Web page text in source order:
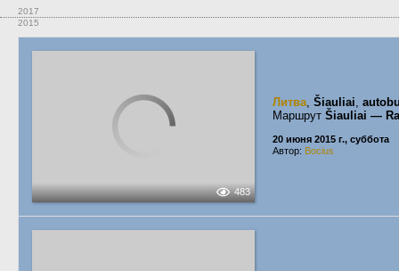
2017
2015
483
Литва, Šiauliai,
Маршрут Šiauliai —
20 июня 2015 г., суббота
Автор: Bocius